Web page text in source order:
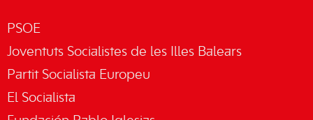
PSOE
Joventuts Socialistes de les Illes Balears
Partit Socialista Europeu
El Socialista